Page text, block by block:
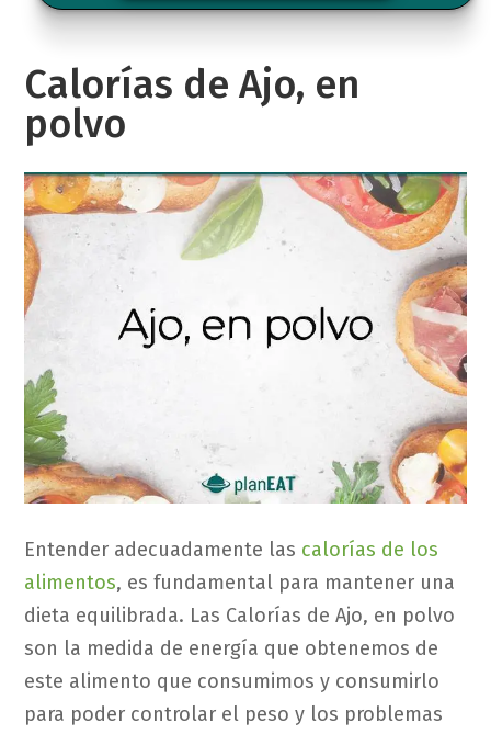
Calorías de Ajo, en
polvo
Entender adecuadamente las calorías de los
alimentos, es fundamental para mantener una
dieta equilibrada. Las Calorías de Ajo, en polvo
son la medida de energía que obtenemos de
este alimento que consumimos y consumirlo
para poder controlar el peso y los problemas